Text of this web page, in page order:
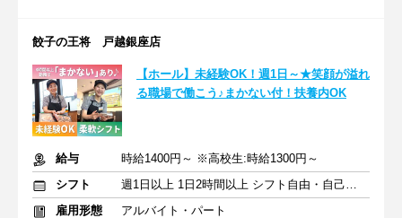
餃子の王将 戸越銀座店
【ホール】未経験OK！週1日～★笑顔が溢れ
る職場で働こう♪まかない付！扶養内OK
給与
時給1400円～ ※高校生:時給1300円～
シフト
週1日以上 1日2時間以上 シフト自由・自己申告
雇用形態
アルバイト・パート